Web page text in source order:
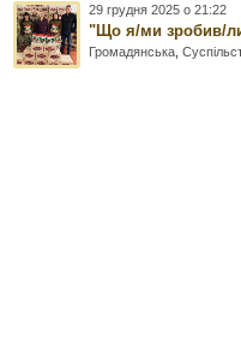
29 грудня 2025 о 21:22
"Що я/ми зробив/ли
Громадянська ,